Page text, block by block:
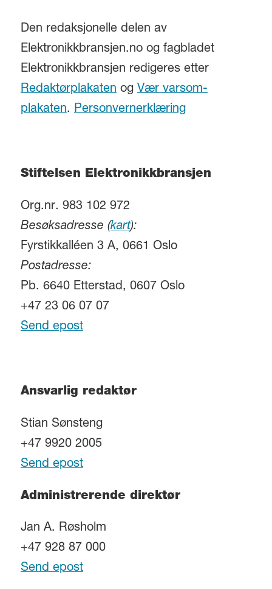
Den redaksjonelle delen av
Elektronikkbransjen.no og fagbladet
Elektronikkbransjen redigeres etter
Redaktørplakatenog Vær varsom-
plakaten. Personvernerklæring
Stiftelsen Elektronikkbransjen
Org.nr. 983 102 972
Besøksadresse (kart):
Fyrstikkalléen 3 A, 0661 Oslo
Postadresse:
Pb. 6640 Etterstad, 0607 Oslo
+47 23 06 07 07
Send epost
Ansvarlig redaktør
Stian Sønsteng
+47 9920 2005
Send epost
Administrerende direktør
Jan A. Røsholm
+47 928 87 000
Send epost